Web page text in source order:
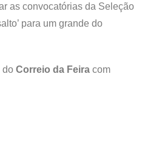
as convocatórias da Seleção
para um grande do
do Correio da Feira com